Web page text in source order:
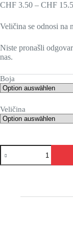
CHF 3.50 – CHF
Veličina se odnosi na
Niste pronašli
nas.
Boja
Veličina
S
VEROM
U